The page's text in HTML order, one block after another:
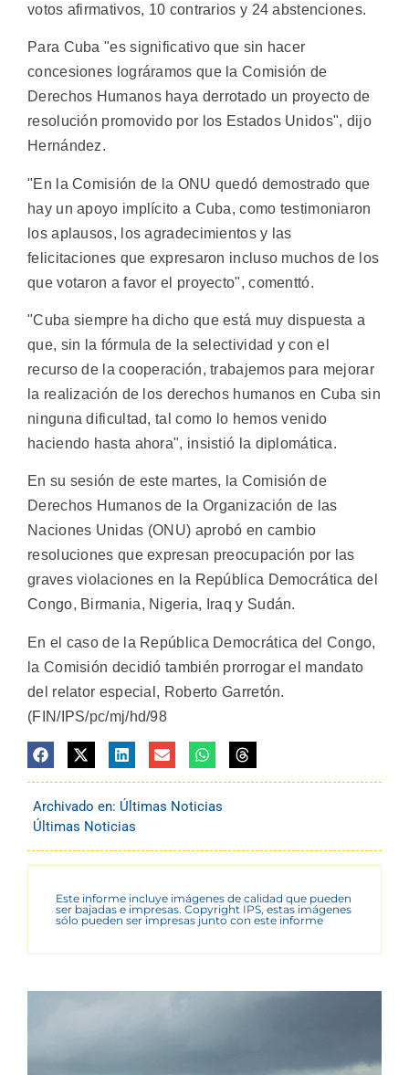
votos afirmativos, 10 contrarios y 24 abstenciones.
Para Cuba "es significativo que sin hacer
concesiones lográramos que la Comisión de
Derechos Humanos haya derrotado un proyecto de
resolución promovido por los Estados Unidos", dijo
Hernández.
"En la Comisión de la ONU quedó demostrado que
hay un apoyo implícito a Cuba, como testimoniaron
los aplausos, los agradecimientos y las
felicitaciones que expresaron incluso muchos de los
que votaron a favor el proyecto", comenttó.
"Cuba siempre ha dicho que está muy dispuesta a
que, sin la fórmula de la selectividad y con el
recurso de la cooperación, trabajemos para mejorar
la realización de los derechos humanos en Cuba sin
ninguna dificultad, tal como lo hemos venido
haciendo hasta ahora", insistió la diplomática.
En su sesión de este martes, la Comisión de
Derechos Humanos de la Organización de las
Naciones Unidas (ONU) aprobó en cambio
resoluciones que expresan preocupación por las
graves violaciones en la República Democrática del
Congo, Birmania, Nigeria, Iraq y Sudán.
En el caso de la República Democrática del Congo,
la Comisión decidió también prorrogar el mandato
del relator especial, Roberto Garretón.
(FIN/IPS/pc/mj/hd/98
Archivado en: Últimas Noticias
Últimas Noticias
Este informe incluye imágenes de calidad que pueden
ser bajadas e impresas. Copyright IPS, estas imágenes
sólo pueden ser impresas junto con este informe